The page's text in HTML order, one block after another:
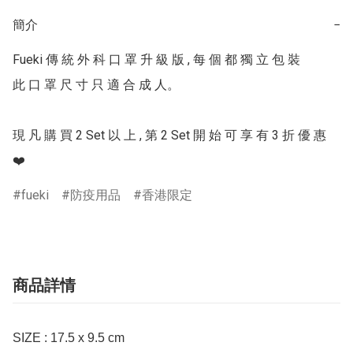
簡介 −
Fueki 傳 統 外 科 口 罩 升 級 版 , 每 個 都 獨 立 包 裝
此 口 罩 尺 寸 只 適 合 成 人。
現 凡 購 買 2 Set 以 上 , 第 2 Set 開 始 可 享 有 3 折 優 惠
❤️
fueki 防疫用品 香港限定
商品詳情
SIZE : 17.5 x 9.5 cm